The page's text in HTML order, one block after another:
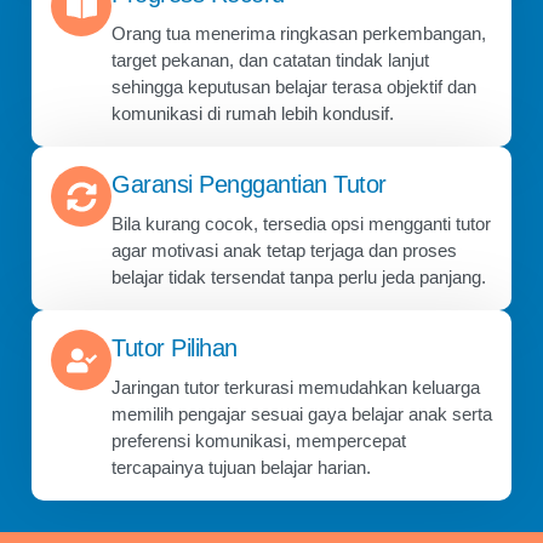
Orang tua menerima ringkasan perkembangan,
target pekanan, dan catatan tindak lanjut
sehingga keputusan belajar terasa objektif dan
komunikasi di rumah lebih kondusif.
Garansi Penggantian Tutor
Bila kurang cocok, tersedia opsi mengganti tutor
agar motivasi anak tetap terjaga dan proses
belajar tidak tersendat tanpa perlu jeda panjang.
Tutor Pilihan
Jaringan tutor terkurasi memudahkan keluarga
memilih pengajar sesuai gaya belajar anak serta
preferensi komunikasi, mempercepat
tercapainya tujuan belajar harian.